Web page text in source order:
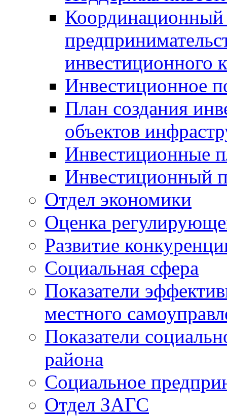
Координационный
инвестиционного
Инвестиционное
План создания
объектов
Инвестиционные
Инвестиционный
Отдел экономики
Оценка
Развитие
Социальная сфера
Показатели
местного
Показатели
района
Социальное
Отдел ЗАГС